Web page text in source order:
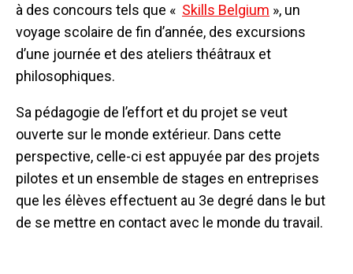
à des concours tels que « Skills Belgium », un
voyage scolaire de fin d’année, des excursions
d’une journée et des ateliers théâtraux et
philosophiques.
Sa pédagogie de l’effort et du projet se veut
ouverte sur le monde extérieur. Dans cette
perspective, celle-ci est appuyée par des projets
pilotes et un ensemble de stages en entreprises
que les élèves effectuent au 3e degré dans le but
de se mettre en contact avec le monde du travail.